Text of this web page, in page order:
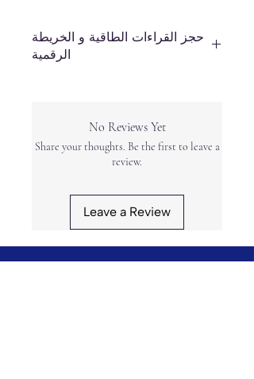
حجز القراءات الطاقية و الخريطة
الرقمية
No Reviews Yet
Share your thoughts. Be the first to leave a
review.
Leave a Review